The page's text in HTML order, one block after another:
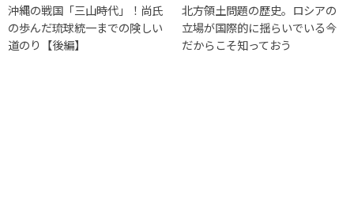
沖縄の戦国「三山時代」！尚氏
の歩んだ琉球統一までの険しい
道のり【後編】
北方領土問題の歴史。ロシアの
立場が国際的に揺らいでいる今
だからこそ知っておう